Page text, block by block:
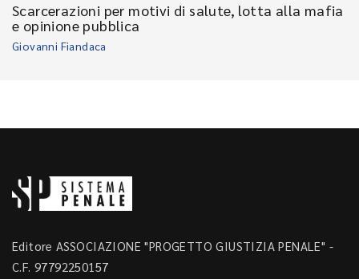
Scarcerazioni per motivi di salute, lotta alla mafia
e opinione pubblica
Giovanni Fiandaca
Editore ASSOCIAZIONE "PROGETTO GIUSTIZIA PENALE" -
C.F. 97792250157